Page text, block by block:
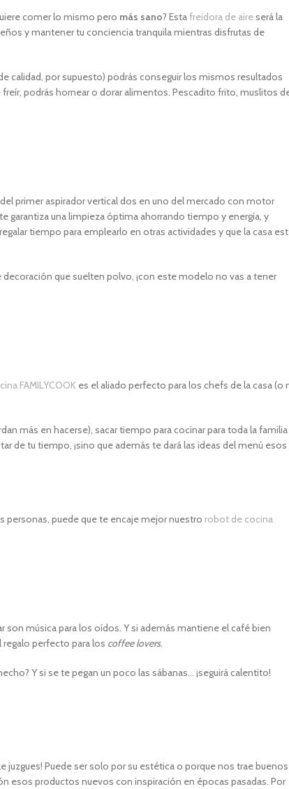
comer lo mismo pero más sano? Estafreidora de aireserá la
y mantener tu conciencia tranquila mientras disfrutas de
calidad, por supuesto) podrás conseguir los mismos resultados
podrás hornear o dorar alimentos. Pescadito frito, muslitos
primer aspirador vertical dos en uno del mercado con motor
garantiza una limpieza óptima ahorrando tiempo y energía, y
tiempo para emplearlo en otras actividades y que la casa
que suelten polvo, ¡con este modelo no vas a tener
FAMILYCOOK es el aliado perfecto para los chefs de la casa (o
más en hacerse), sacar tiempo️ para cocinar para toda la familia
tu tiempo, ¡sino que además te dará las ideas del menú esos
personas, puede que te encaje mejor nuestro robot de cocina
son música para los oídos. Y si además mantiene el café bien
regalo perfecto para los coffee lovers.
Y si se te pegan un poco las sábanas… ¡seguirá calentito!
Puede ser solo por su estética o porque nos trae buenos
esos productos nuevos con inspiración en épocas pasadas. Por